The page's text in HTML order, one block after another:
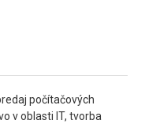
počítačových
v oblasti IT, tvorba